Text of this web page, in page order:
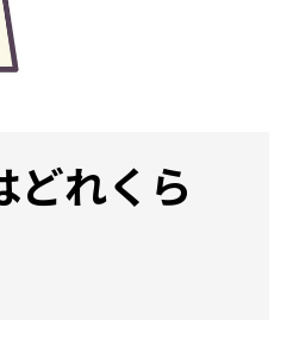
どれくら